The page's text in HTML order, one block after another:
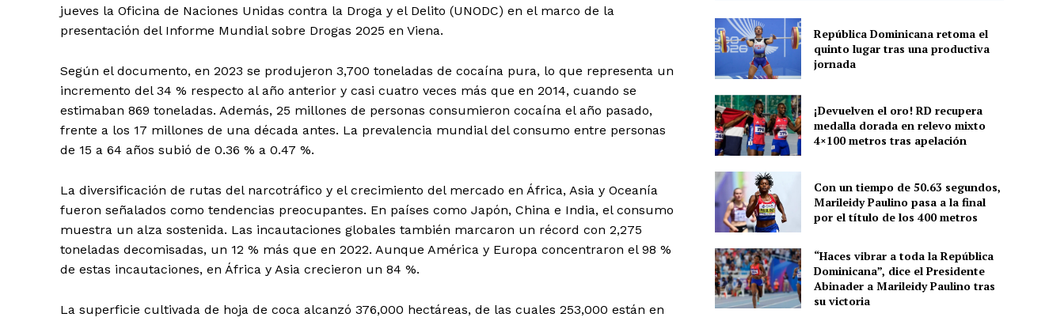
jueves la Oficina de Naciones Unidas contra la Droga y el Delito (UNODC) en el marco de la
presentación del Informe Mundial sobre Drogas 2025 en Viena.
Según el documento, en 2023 se produjeron 3,700 toneladas de cocaína pura, lo que representa un
incremento del 34 % respecto al año anterior y casi cuatro veces más que en 2014, cuando se
estimaban 869 toneladas. Además, 25 millones de personas consumieron cocaína el año pasado,
frente a los 17 millones de una década antes. La prevalencia mundial del consumo entre personas
de 15 a 64 años subió de 0.36 % a 0.47 %.
La diversificación de rutas del narcotráfico y el crecimiento del mercado en África, Asia y Oceanía
fueron señalados como tendencias preocupantes. En países como Japón, China e India, el consumo
muestra un alza sostenida. Las incautaciones globales también marcaron un récord con 2,275
toneladas decomisadas, un 12 % más que en 2022. Aunque América y Europa concentraron el 98 %
de estas incautaciones, en África y Asia crecieron un 84 %.
La superficie cultivada de hoja de coca alcanzó 376,000 hectáreas, de las cuales 253,000 están en
República Dominicana retoma el
quinto lugar tras una productiva
jornada
¡Devuelven el oro! RD recupera
medalla dorada en relevo mixto
4×100 metros tras apelación
Con un tiempo de 50.63 segundos,
Marileidy Paulino pasa a la final
por el título de los 400 metros
“Haces vibrar a toda la República
Dominicana”, dice el Presidente
Abinader a Marileidy Paulino tras
su victoria